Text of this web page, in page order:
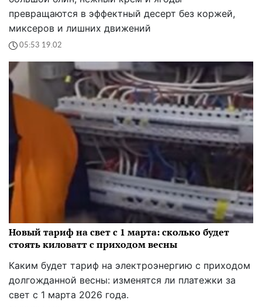
превращаются в эффектный десерт без коржей,
миксеров и лишних движений
05:53 19.02
Новый тариф на свет с 1 марта: сколько будет
стоять киловатт с приходом весны
Каким будет тариф на электроэнергию с приходом
долгожданной весны: изменятся ли платежки за
свет с 1 марта 2026 года.